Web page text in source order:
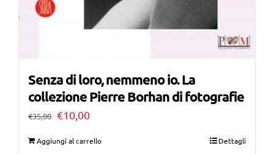
Senza di loro, nemmeno io. La
collezione Pierre Borhan di fotografie
€35,00 Il
€10,00Il
Aggiungi al carrello Dettagli